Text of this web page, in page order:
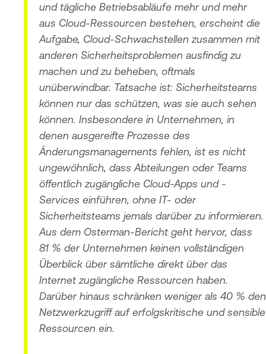
und tägliche Betriebsabläufe mehr und mehr
aus Cloud-Ressourcen bestehen, erscheint die
Aufgabe, Cloud-Schwachstellen zusammen mit
anderen Sicherheitsproblemen ausfindig zu
machen und zu beheben, oftmals
unüberwindbar. Tatsache ist: Sicherheitsteams
können nur das schützen, was sie auch sehen
können. Insbesondere in Unternehmen, in
denen ausgereifte Prozesse des
Änderungsmanagements fehlen, ist es nicht
ungewöhnlich, dass Abteilungen oder Teams
öffentlich zugängliche Cloud-Apps und -
Services einführen, ohne IT- oder
Sicherheitsteams jemals darüber zu informieren.
Aus dem Osterman-Bericht geht hervor, dass
81 % der Unternehmen keinen vollständigen
Überblick über sämtliche direkt über das
Internet zugängliche Ressourcen haben.
Darüber hinaus schränken weniger als 40 % den
Netzwerkzugriff auf erfolgskritische und sensible
Ressourcen ein.